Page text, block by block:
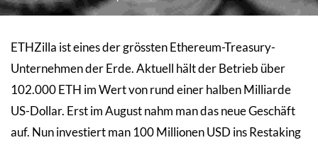
ETHZilla ist eines der grössten Ethereum-Treasury-
Unternehmen der Erde. Aktuell hält der Betrieb über
102.000 ETH im Wert von rund einer halben Milliarde
US-Dollar. Erst im August nahm man das neue Geschäft
auf. Nun investiert man 100 Millionen USD ins Restaking